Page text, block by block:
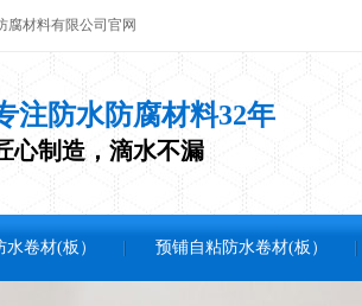
腐材料有限公司官网
注防水防腐材料32年
心制造，滴水不漏
卷材(板） 预铺自粘防水卷材(板）